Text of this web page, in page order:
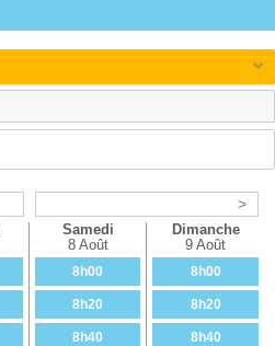
>
Samedi
8 Août
8h00
8h20
8h40
Dimanche
9 Août
8h00
8h20
8h40